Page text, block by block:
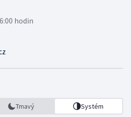
hodin
Tmavý Systém